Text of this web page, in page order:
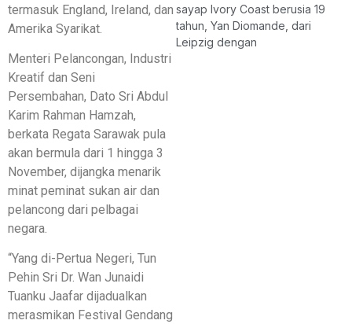
termasuk England, Ireland, dan
Amerika Syarikat.
Menteri Pelancongan, Industri
Kreatif dan Seni
Persembahan, Dato Sri Abdul
Karim Rahman Hamzah,
berkata Regata Sarawak pula
akan bermula dari 1 hingga 3
November, dijangka menarik
minat peminat sukan air dan
pelancong dari pelbagai
negara.
“Yang di-Pertua Negeri, Tun
Pehin Sri Dr. Wan Junaidi
Tuanku Jaafar dijadualkan
merasmikan Festival Gendang
sayap Ivory Coast berusia 19
tahun, Yan Diomande, dari
Leipzig dengan